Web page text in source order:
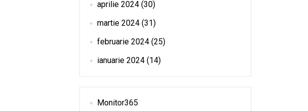
aprilie 2024 (30)
martie 2024 (31)
februarie 2024 (25)
ianuarie 2024 (14)
Monitor365